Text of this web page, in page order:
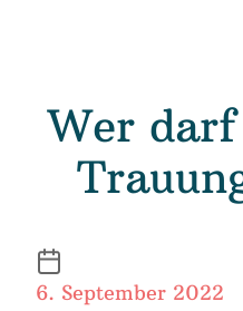
Wer
6. September 2022